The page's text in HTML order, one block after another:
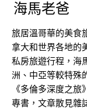
海馬老爸
旅居溫哥華的美食
拿大和世界各地的
私房旅遊行程，海
洲、中亞等較特殊
《多倫多深度之
專書，文章散見雜